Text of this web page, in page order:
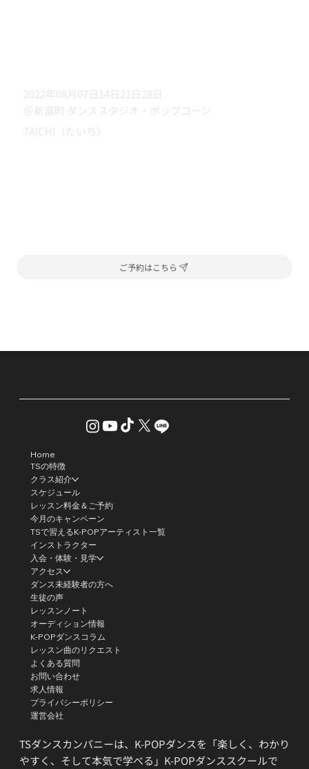
2022年08月07日14日21日28日
＠新富町 ダンススタジオ・ポップコーン
TAICHI（たいち）
ご予約はこちら
TSダンスカンパニーは、K-POPダンスを「楽しく、わかり
やすく、そして本気で学べる」K-POPダンススクールで
Home
TSの特徴
クラス紹介
スケジュール
レッスン料金＆ご予約
今月のキャンペーン
TSで習えるK-POPアーティスト一覧
インストラクター
入会・体験・見学
アクセス
ダンス未経験者の方へ
生徒の声
レッスンノート
オーディション情報
K-POPダンスコラム
レッスン曲のリクエスト
よくある質問
お問い合わせ
求人情報
プライバシーポリシー
運営会社